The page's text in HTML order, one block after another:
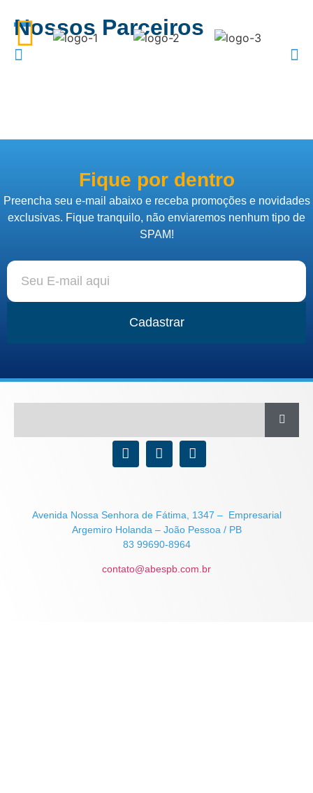
Nossos Parceiros
Fique por dentro
Preencha seu e-mail abaixo e receba promoções e novidades
exclusivas. Fique tranquilo, não enviaremos nenhum tipo de
SPAM!
Cadastrar
Avenida Nossa Senhora de Fátima, 1347 – Empresarial
Argemiro Holanda – João Pessoa / PB
83 99690-8964
contato@abespb.com.br